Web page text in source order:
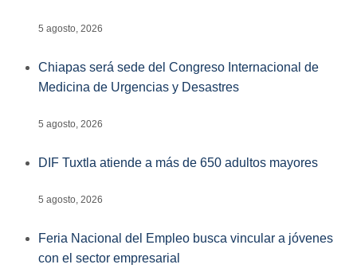
5 agosto, 2026
Chiapas será sede del Congreso Internacional de
Medicina de Urgencias y Desastres
5 agosto, 2026
DIF Tuxtla atiende a más de 650 adultos mayores
5 agosto, 2026
Feria Nacional del Empleo busca vincular a jóvenes
con el sector empresarial